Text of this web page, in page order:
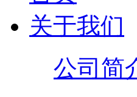
关于我们
公司简